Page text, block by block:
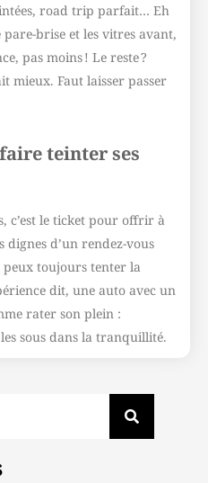
road trip parfait… Eh
brise et les vitres avant,
pas moins ! Le reste ?
mieux. Faut laisser passer
teinter ses
c’est le ticket pour offrir à
d’un rendez-vous
toujours tenter la
dit, une auto avec un
rater son plein :
sous dans la tranquillité.